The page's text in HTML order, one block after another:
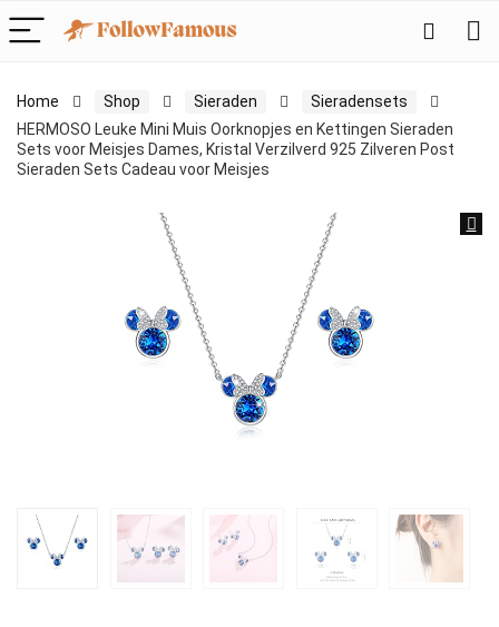
Home Shop Sieraden
Sieradensets
HERMOSO Leuke Mini Muis Oorknopjes en Kettingen Sieraden
Sets voor Meisjes Dames, Kristal Verzilverd 925 Zilveren Post
Sieraden Sets Cadeau voor Meisjes